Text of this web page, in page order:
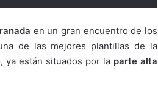
en un gran encuentro de los
de las mejores plantillas de la
ya están situados por la parte alta